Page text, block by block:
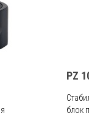
PZ
блок